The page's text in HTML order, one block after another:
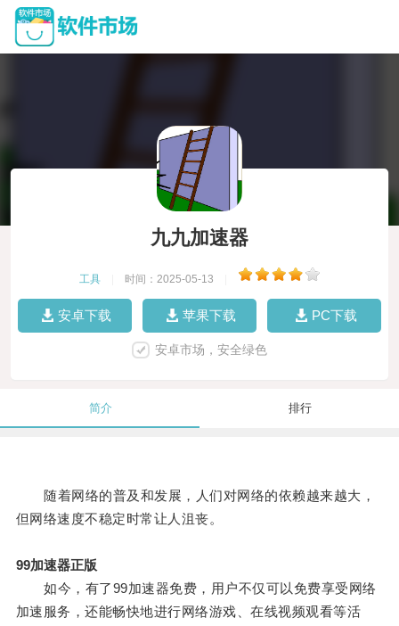
九九加速器
工具 时间：2025-05-13
安卓下载 苹果下载 PC下载
安卓市场，安全绿色
简介 排行
随着网络的普及和发展，人们对网络的依赖越来越大，
但网络速度不稳定时常让人沮丧。
99加速器正版
如今，有了99加速器免费，用户不仅可以免费享受网络
加速服务，还能畅快地进行网络游戏、在线视频观看等活